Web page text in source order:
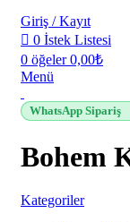
Giriş / Kayıt
0 İstek Listesi
0 öğeler 0,00₺
Menü
WhatsApp Sipariş
Bohem
Kategoriler